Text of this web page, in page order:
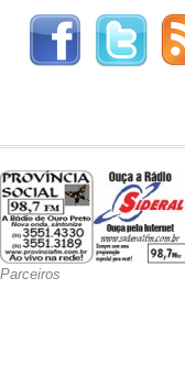
Parceiros